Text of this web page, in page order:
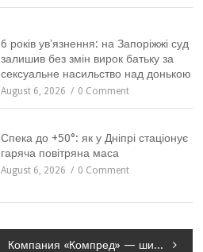
6 років увʼязнення: на Запоріжжі суд
залишив без змін вирок батьку за
сексуальне насильство над донькою
August 6, 2026 0 Comment
Спека до +50°: як у Дніпрі стаціонує
гаряча повітряна маса
August 6, 2026 0 Comment
Компания «Компред» — широкий ассортимент выбора высококачественной продукции